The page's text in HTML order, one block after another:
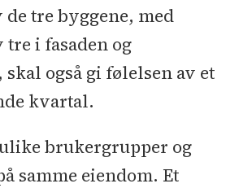
lLefdal
Vinduer l
lMr.
lNerligruppen
lOmega
lOslo
de tre byggene, med
i fasaden og
også gi følelsen av et
kvartal.
brukergrupper og
samme eiendom. Et